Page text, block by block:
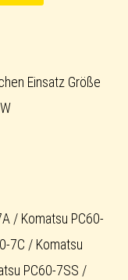
Einsatz Größe
/ Komatsu PC60-
7C / Komatsu
PC60-7SS /